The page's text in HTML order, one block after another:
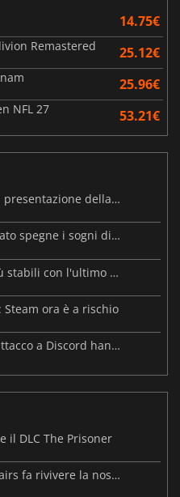
14.75€
Remastered 25.12€
25.96€
NFL 27 53.21€
MARVEL Tōkon debutta con la presentazione della roadmap per il primo anno
Steam Frame: il prezzo trapelato spegne i sogni di un VR economico
Palworld: Sunreach e boss più stabili con l'ultimo update
ora è a rischio
Le mappe dei malware e un attacco a Discord hanno colpito Meccha Chameleon
il DLC The Prisoner
ReStory: Chill Electronics Repairs fa rivivere la nostalgia degli anni 2000